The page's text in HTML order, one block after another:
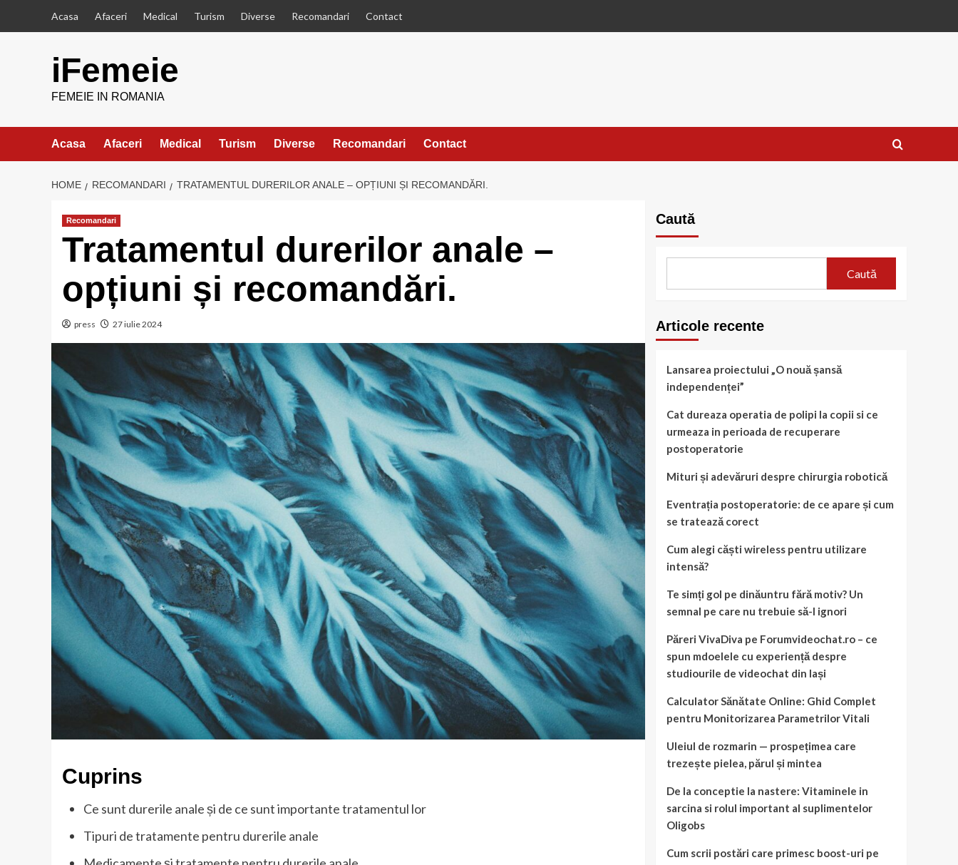
Acasa Afaceri Medical Turism Diverse Recomandari Contact
iFemeie
FEMEIE IN ROMANIA
Acasa Afaceri Medical Turism Diverse Recomandari Contact
HOME RECOMANDARI TRATAMENTUL DURERILOR ANALE – OPȚIUNI ȘI RECOMANDĂRI.
Recomandari
Tratamentul durerilor anale –
opțiuni și recomandări.
press 27 iulie 2024
Cuprins
Ce sunt durerile anale și de ce sunt importante tratamentul lor
Tipuri de tratamente pentru durerile anale
Caută
Caută
Articole recente
Lansarea proiectului „O nouă șansă
independenței”
Cat dureaza operatia de polipi la copii si ce
urmeaza in perioada de recuperare
postoperatorie
Mituri și adevăruri despre chirurgia robotică
Eventrația postoperatorie: de ce apare și cum
se tratează corect
Cum alegi căști wireless pentru utilizare
intensă?
Te simți gol pe dinăuntru fără motiv? Un
semnal pe care nu trebuie să-l ignori
Păreri VivaDiva pe Forumvideochat.ro – ce
spun mdoelele cu experiență despre
studiourile de videochat din Iași
Calculator Sănătate Online: Ghid Complet
pentru Monitorizarea Parametrilor Vitali
Uleiul de rozmarin — prospețimea care
trezește pielea, părul și mintea
De la conceptie la nastere: Vitaminele in
sarcina si rolul important al suplimentelor
Oligobs
Cum scrii postări care primesc boost-uri pe